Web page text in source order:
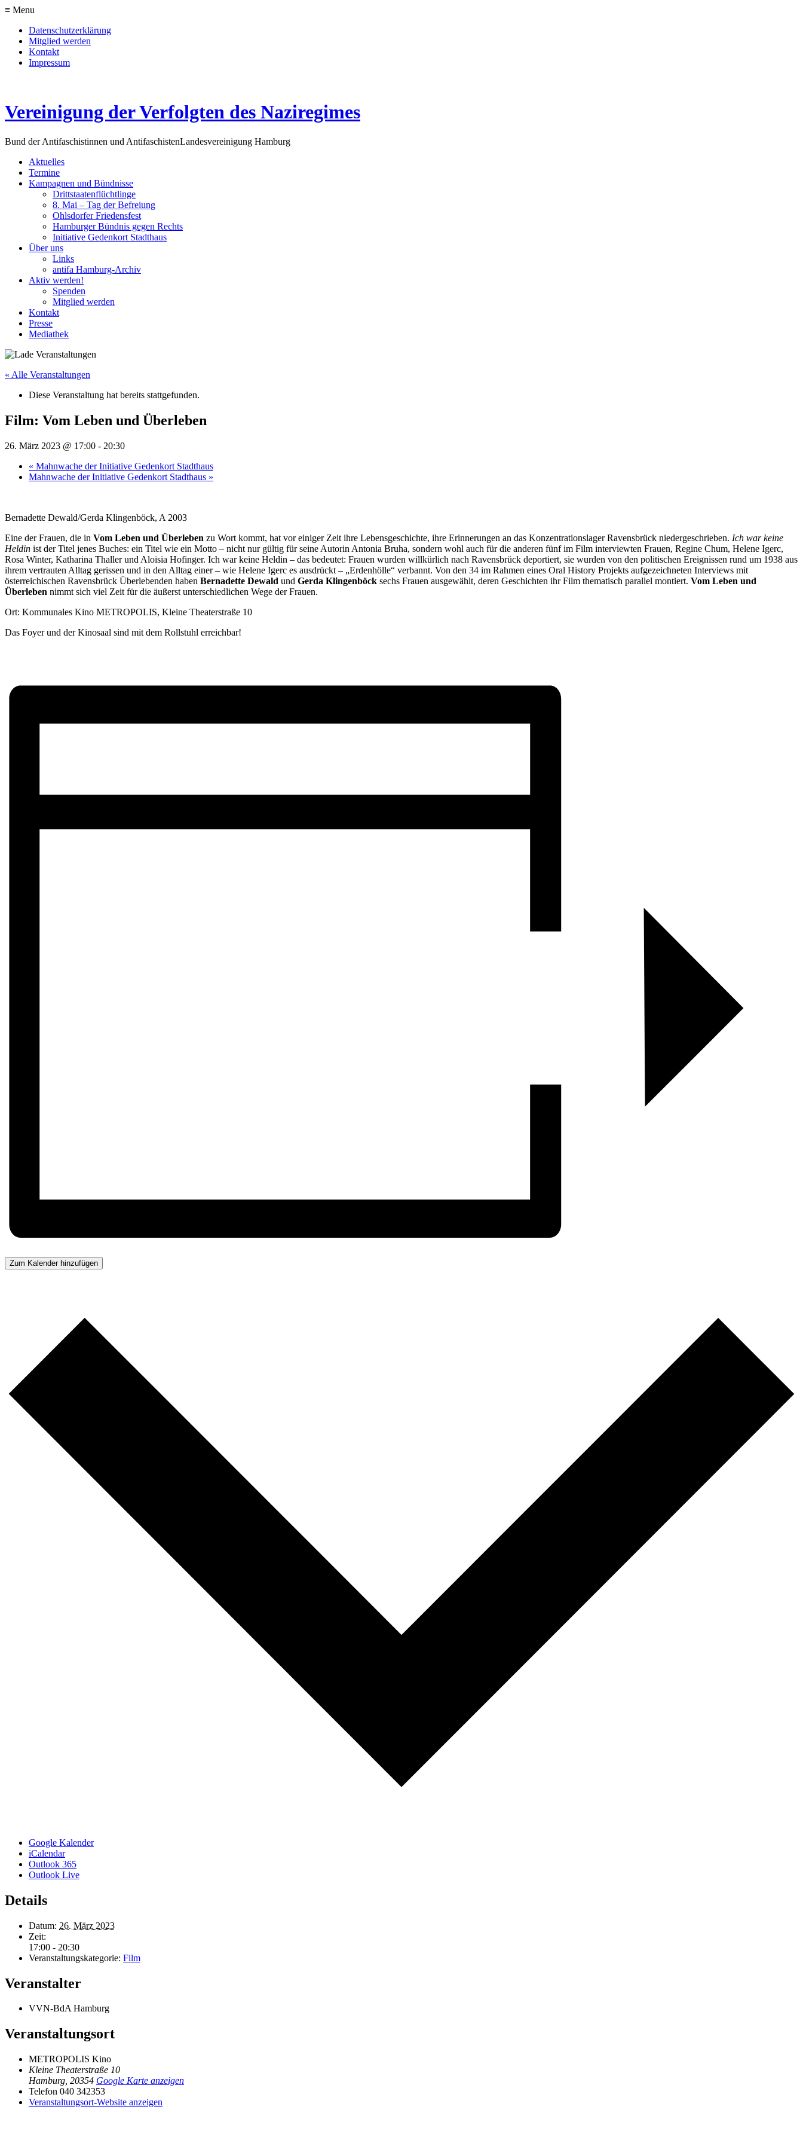
≡ Menu
Datenschutzerklärung
Mitglied werden
Kontakt
Impressum
Vereinigung der Verfolgten des Naziregimes
Bund der Antifaschistinnen und AntifaschistenLandesvereinigung Hamburg
Aktuelles
Termine
Kampagnen und Bündnisse
Drittstaatenflüchtlinge
8. Mai – Tag der Befreiung
Ohlsdorfer Friedensfest
Hamburger Bündnis gegen Rechts
Initiative Gedenkort Stadthaus
Über uns
Links
antifa Hamburg-Archiv
Aktiv werden!
Spenden
Mitglied werden
Kontakt
Presse
Mediathek
« Alle Veranstaltungen
Diese Veranstaltung hat bereits stattgefunden.
Film: Vom Leben und Überleben
26. März 2023 @ 17:00 - 20:30
« Mahnwache der Initiative Gedenkort Stadthaus
Mahnwache der Initiative Gedenkort Stadthaus »
Bernadette Dewald/Gerda Klingenböck, A 2003
Eine der Frauen, die in Vom Leben und Überleben zu Wort kommt, hat vor einiger Zeit ihre Lebensgeschichte, ihre Erinnerungen an das Konzentrationslager Ravensbrück niedergeschrieben. Ich war keine
Heldin ist der Titel jenes Buches: ein Titel wie ein Motto – nicht nur gültig für seine Autorin Antonia Bruha, sondern wohl auch für die anderen fünf im Film interviewten Frauen, Regine Chum, Helene Igerc,
Rosa Winter, Katharina Thaller und Aloisia Hofinger. Ich war keine Heldin – das bedeutet: Frauen wurden willkürlich nach Ravensbrück deportiert, sie wurden von den politischen Ereignissen rund um 1938 aus
ihrem vertrauten Alltag gerissen und in den Alltag einer – wie Helene Igerc es ausdrückt – „Erdenhölle“ verbannt. Von den 34 im Rahmen eines Oral History Projekts aufgezeichneten Interviews mit
österreichischen Ravensbrück Überlebenden haben Bernadette Dewald und Gerda Klingenböck sechs Frauen ausgewählt, deren Geschichten ihr Film thematisch parallel montiert. Vom Leben und
Überleben nimmt sich viel Zeit für die äußerst unterschiedlichen Wege der Frauen.
Ort: Kommunales Kino METROPOLIS, Kleine Theaterstraße 10
Das Foyer und der Kinosaal sind mit dem Rollstuhl erreichbar!
Zum Kalender hinzufügen
Google Kalender
iCalendar
Outlook 365
Outlook Live
Details
Datum: 26. März 2023
Zeit:
17:00 - 20:30
Veranstaltungskategorie: Film
Veranstalter
VVN-BdA Hamburg
Veranstaltungsort
METROPOLIS Kino
Kleine Theaterstraße 10
Hamburg 20354 Google Karte anzeigen
Telefon 040 342353
Veranstaltungsort-Website anzeigen